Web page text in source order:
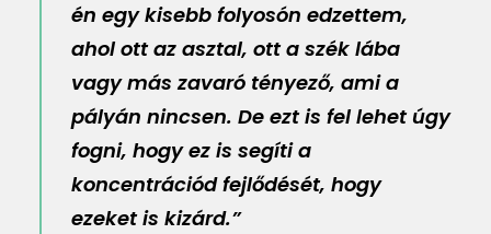
én egy kisebb folyosón edzettem,
ahol ott az asztal, ott a szék lába
vagy más zavaró tényező, ami a
pályán nincsen. De ezt is fel lehet úgy
fogni, hogy ez is segíti a
koncentrációd fejlődését, hogy
ezeket is kizárd.”